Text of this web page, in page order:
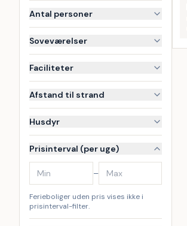
Antal personer
Soveværelser
Faciliteter
Afstand til strand
Husdyr
Prisinterval (per uge)
–
Ferieboliger uden pris vises ikke i
prisinterval-filter.